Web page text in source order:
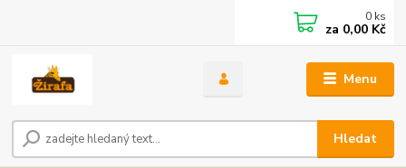
Menu
Hledat
0 ks
za 0,00 Kč